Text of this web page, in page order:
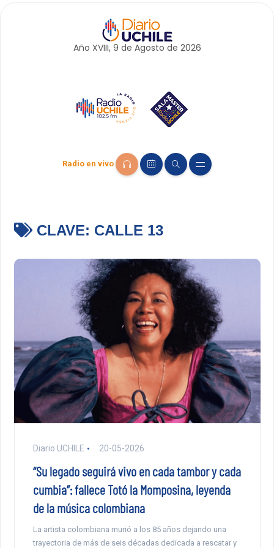
Año XVIII, 9 de Agosto de 2026
Radio en vivo
CLAVE: CALLE 13
Diario UCHILE 20-05-2026
“Su legado seguirá vivo en cada tambor y cada
cumbia”: fallece Totó la Momposina, leyenda
de la música colombiana
La artista colombiana murió a los 85 años dejando una
trayectoria de más de seis décadas dedicada a rescatar y